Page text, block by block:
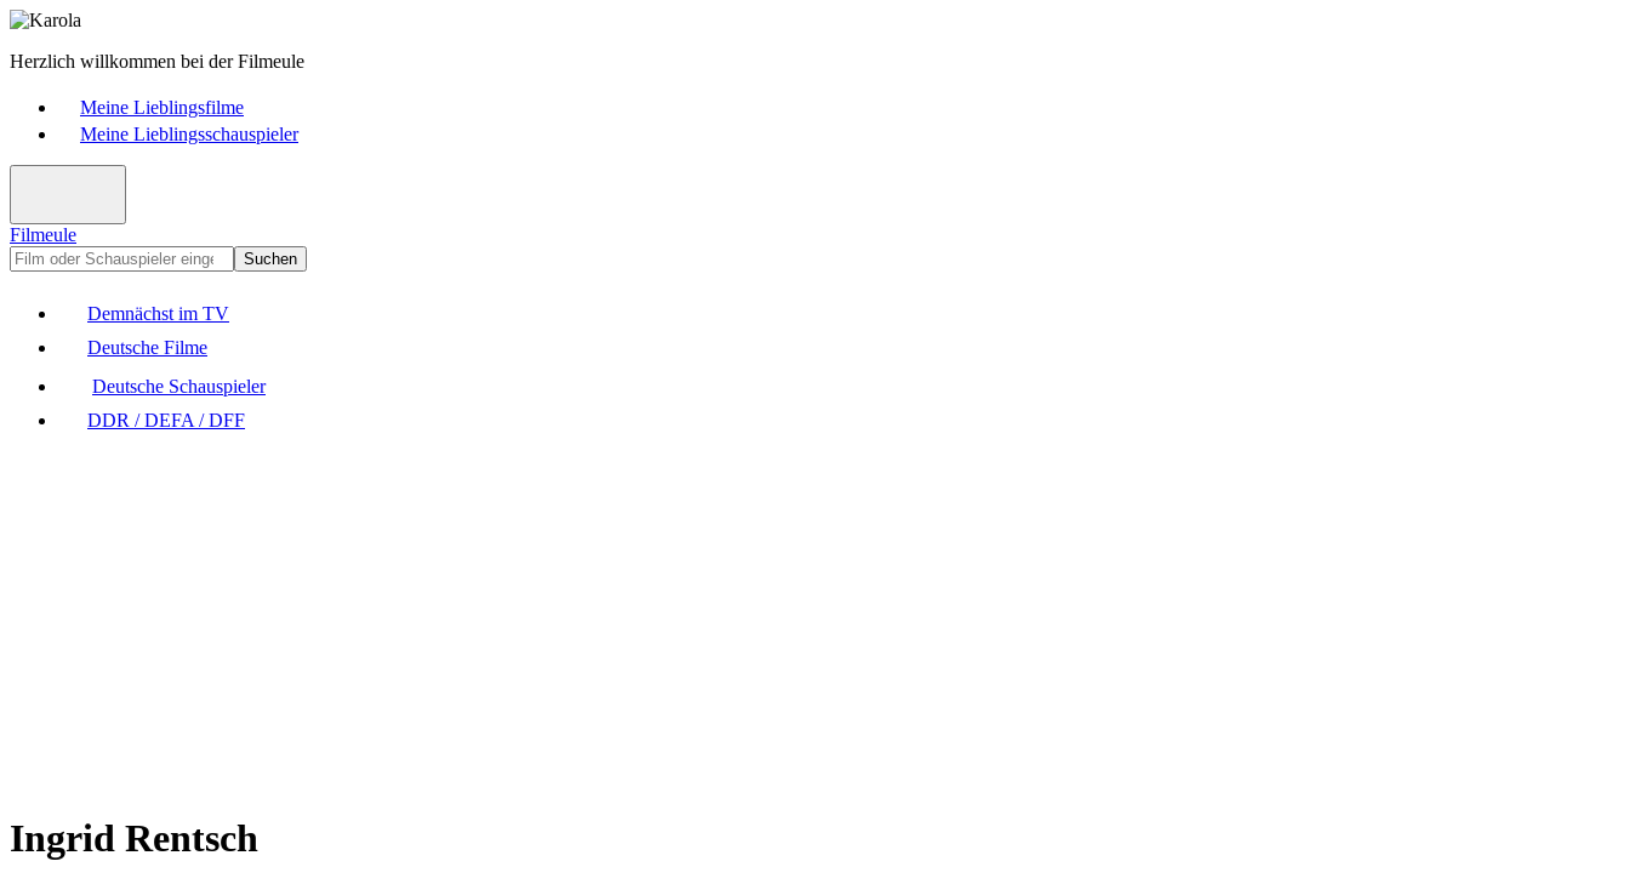
Herzlich willkommen bei der Filmeule
Meine Lieblingsfilme
Meine Lieblingsschauspieler
Filmeule
Suchen
Demnächst im TV
Deutsche Filme
Deutsche Schauspieler
DDR / DEFA / DFF
Ingrid Rentsch